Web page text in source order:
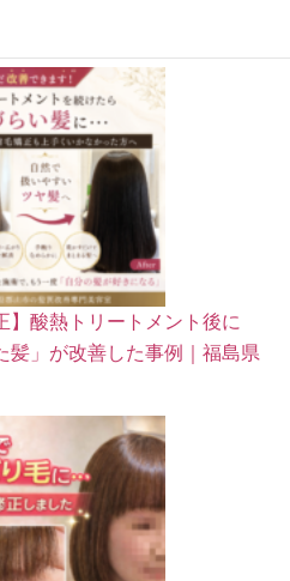
】酸熱トリートメント後に
髪」が改善した事例｜福島県